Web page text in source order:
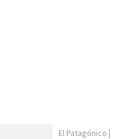
El Patagónico |